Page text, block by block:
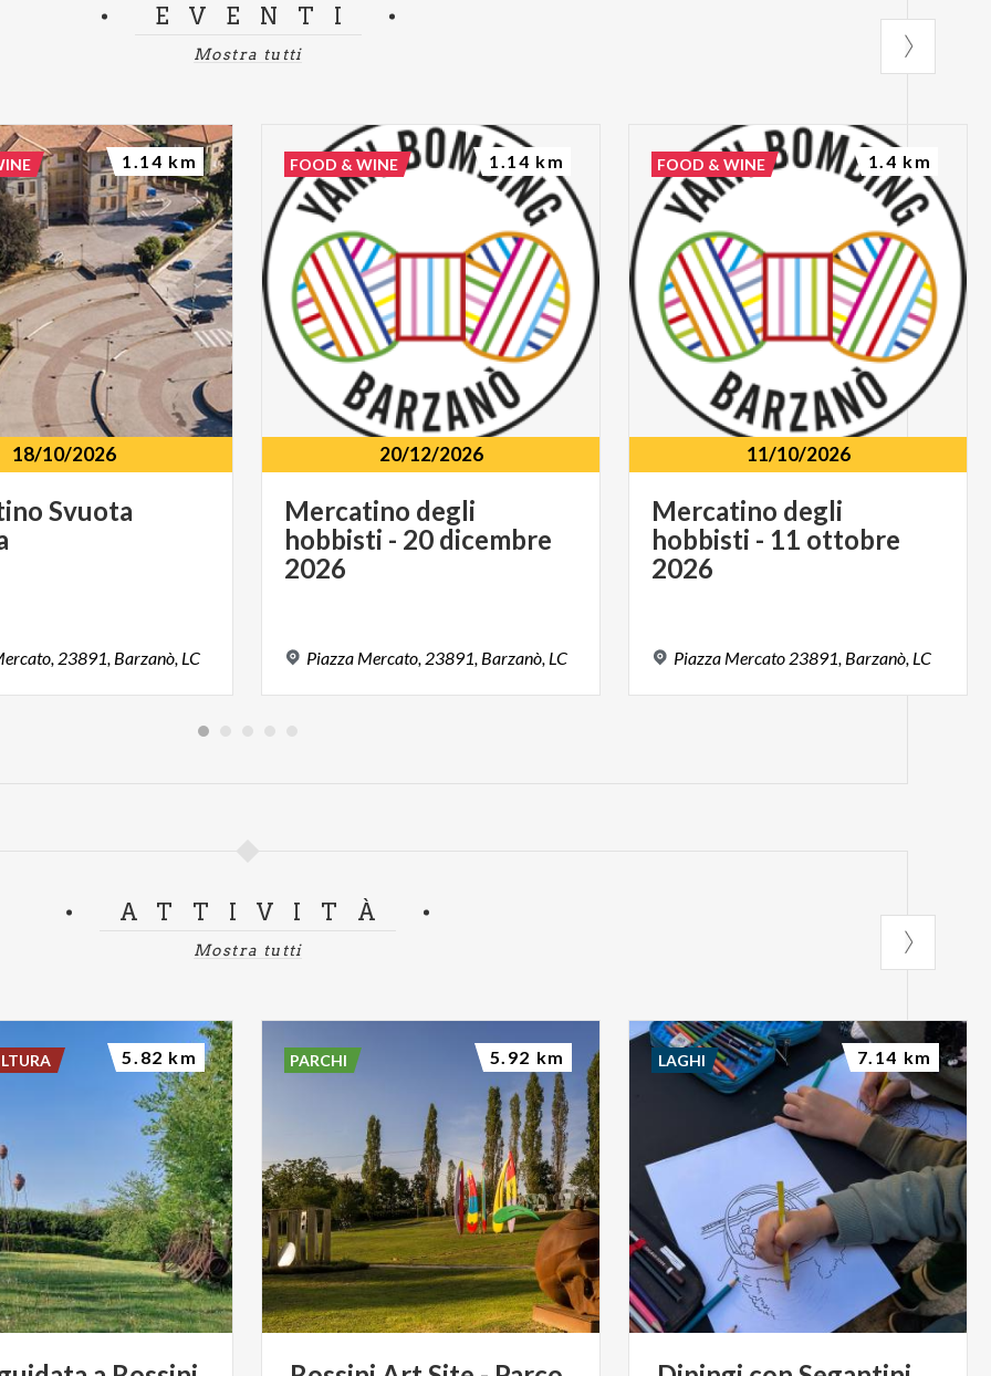
EVENTI
Mostra tutti
18/10/2026
Svuota
23891, Barzanò, LC
1.14 km
20/12/2026
Mercatino degli
hobbisti - 20 dicembre
2026
Piazza Mercato, 23891, Barzanò, LC
FOOD & WINE 1.14 km
11/10/2026
Mercatino degli
hobbisti - 11 ottobre
2026
Piazza Mercato 23891, Barzanò, LC
FOOD & WINE 1.4 km
ATTIVITÀ
Mostra tutti
5.82 km PARCHI 5.92 km LAGHI 7.14 km